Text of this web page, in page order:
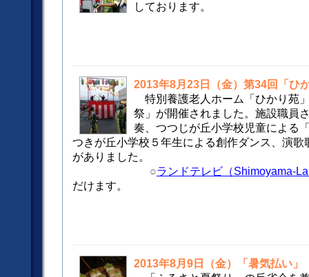
しております。
2013年8月23日（金）第34回「ひ
特別養護老人ホーム「ひかり苑
祭」が開催されました。施設職員
奏、つつじが丘小学校児童による
つきが丘小学校５年生による創作ダンス、演
がありました。
○ランドテレビ（Shimoyama-
だけます。
2013年8月9日（金）「暑気払い」